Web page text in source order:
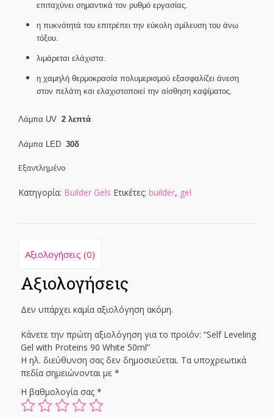
επιταχύνει σημαντικά τον ρυθμό εργασίας.
η πυκνότητά του επιτρέπει την εύκολη σμίλευση του άνω
τόξου.
λιμάρεται ελάχιστα.
η χαμηλή θερμοκρασία πολυμερισμού εξασφαλίζει άνεση
στον πελάτη και ελαχιστοποιεί την αίσθηση καψίματος.
Λάμπα UV 2 λεπτά
Λάμπα LED 30δ
Εξαντλημένο
Κατηγορία: Builder Gels Ετικέτες: builder, gel
Αξιολογήσεις (0)
Αξιολογήσεις
Δεν υπάρχει καμία αξιολόγηση ακόμη.
Κάνετε την πρώτη αξιολόγηση για το προϊόν: “Self Leveling
Gel with Proteins 90 White 50ml”
Η ηλ. διεύθυνση σας δεν δημοσιεύεται. Τα υποχρεωτικά
πεδία σημειώνονται με *
Η βαθμολογία σας *